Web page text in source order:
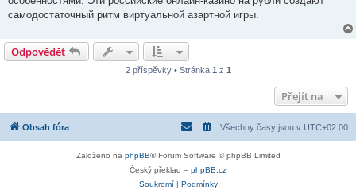
самодостаточный ритм виртуальной азартной игры.
Odpovědět
2 příspěvky • Stránka 1 z 1
Přejít na
Obsah fóra Všechny časy jsou v UTC+02:00
Založeno na phpBB® Forum Software © phpBB Limited
Český překlad – phpBB.cz
Soukromí| Podmínky